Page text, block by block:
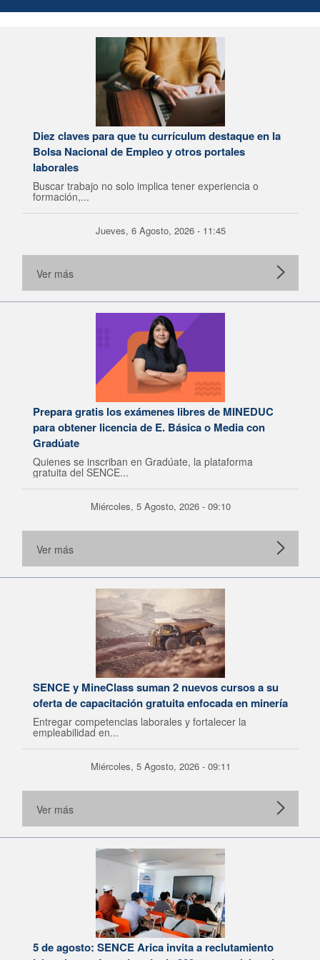
Diez claves para que tu currículum destaque en la
Bolsa Nacional de Empleo y otros portales
laborales
Buscar trabajo no solo implica tener experiencia o
formación,...
Jueves, 6 Agosto, 2026 - 11:45
Ver más
Prepara gratis los exámenes libres de MINEDUC
para obtener licencia de E. Básica o Media con
Gradúate
Quienes se inscriban en Gradúate, la plataforma
gratuita del SENCE...
Miércoles, 5 Agosto, 2026 - 09:10
Ver más
SENCE y MineClass suman 2 nuevos cursos a su
oferta de capacitación gratuita enfocada en minería
Entregar competencias laborales y fortalecer la
empleabilidad en...
Miércoles, 5 Agosto, 2026 - 09:11
Ver más
5 de agosto: SENCE Arica invita a reclutamiento